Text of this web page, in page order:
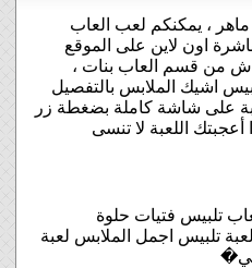
، يمكنكم لعب العاب
اون لاين على الموقع
من قسم العاب بنات ،
اشيك الملابس بالتفصيل
على شاشة كاملة بضغطة زر
اللعبة لا تنسى
تلبيس فتيات حلوة
تلبيس اجمل الملابس لعبة